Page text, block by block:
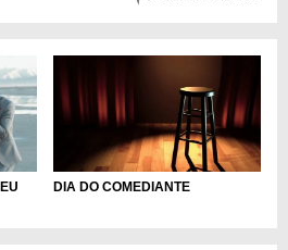
DIA DO COMEDIANTE